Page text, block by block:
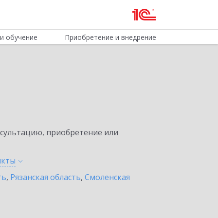
обучение Приобретение и внедрение
приобретение или
, Рязанская область, Смоленская